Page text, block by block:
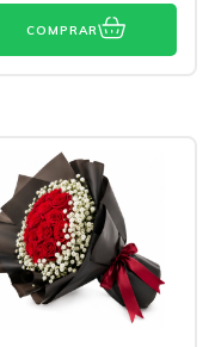
COMPRAR